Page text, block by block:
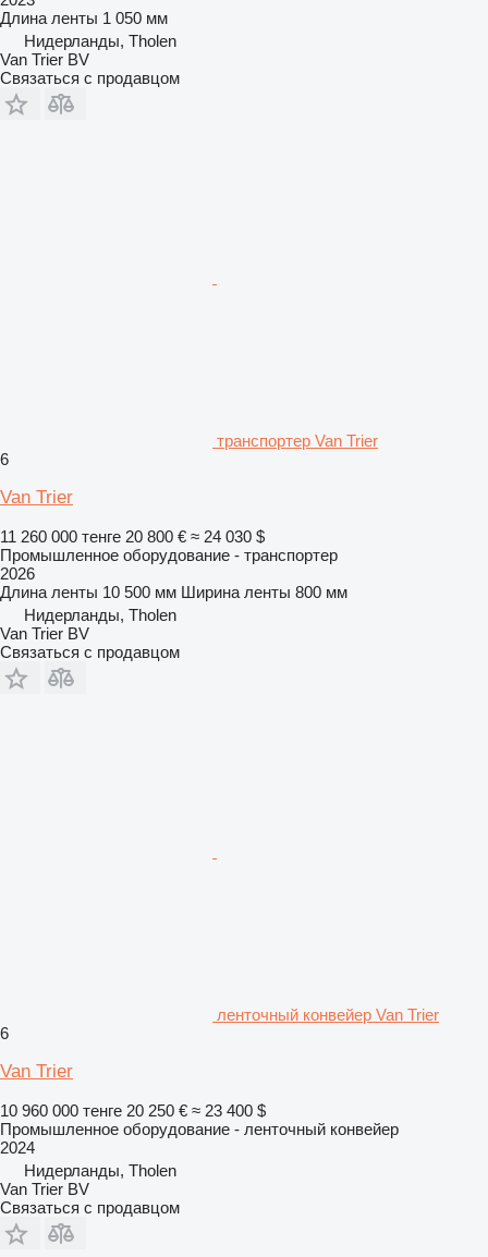
Длина ленты 1 050 мм
Нидерланды, Tholen
Van Trier BV
Связаться с продавцом
транспортер Van Trier
6
Van Trier
11 260 000 тенге 20 800 € ≈ 24 030 $
Промышленное оборудование - транспортер
2026
Длина ленты 10 500 мм Ширина ленты 800 мм
Нидерланды, Tholen
Van Trier BV
Связаться с продавцом
ленточный конвейер Van Trier
6
Van Trier
10 960 000 тенге 20 250 € ≈ 23 400 $
Промышленное оборудование - ленточный конвейер
2024
Нидерланды, Tholen
Van Trier BV
Связаться с продавцом